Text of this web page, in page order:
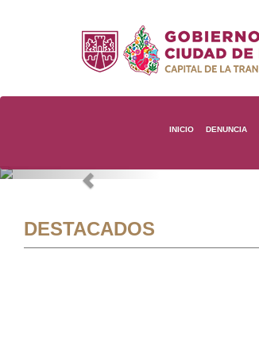
INICIO DENUNCIA
Previous
DESTACADOS